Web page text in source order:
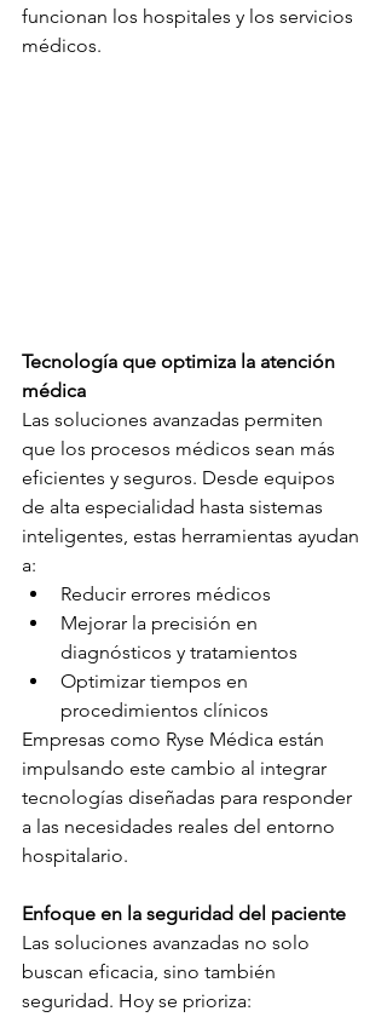
funcionan los hospitales y los servicios
médicos.
Tecnología que optimiza la atención
médica
Las soluciones avanzadas permiten
que los procesos médicos sean más
eficientes y seguros. Desde equipos
de alta especialidad hasta sistemas
inteligentes, estas herramientas ayudan
a:
Reducir errores médicos
Mejorar la precisión en
diagnósticos y tratamientos
Optimizar tiempos en
procedimientos clínicos
Empresas como Ryse Médica están
impulsando este cambio al integrar
tecnologías diseñadas para responder
a las necesidades reales del entorno
hospitalario.
Enfoque en la seguridad del paciente
Las soluciones avanzadas no solo
buscan eficacia, sino también
seguridad. Hoy se prioriza: